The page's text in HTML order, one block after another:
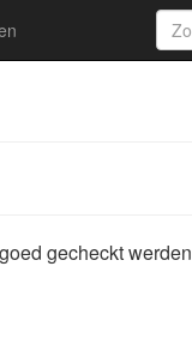
gecheckt werden